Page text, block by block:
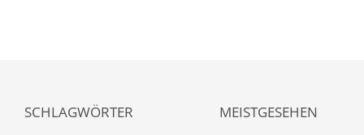
SCHLAGWÖRTER MEISTGESEHEN